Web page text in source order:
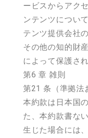
ービスからアク
ンテンツについ
テンツ提供会社
その他の知的財
によって保護さ
第6 章 雑則
第21 条（準拠法
本約款は日本国
た、本約款書な
生じた場合には